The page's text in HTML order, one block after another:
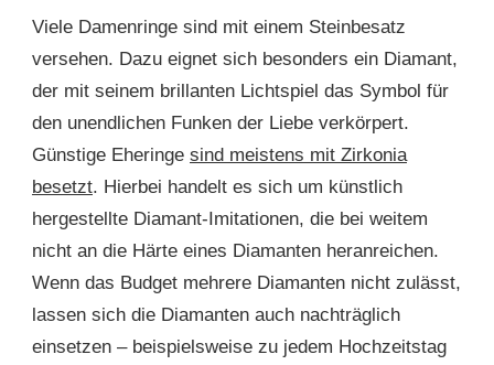
Viele Damenringe sind mit einem Steinbesatz
versehen. Dazu eignet sich besonders ein Diamant,
der mit seinem brillanten Lichtspiel das Symbol für
den unendlichen Funken der Liebe verkörpert.
Günstige Eheringe sind meistens mit Zirkonia
besetzt. Hierbei handelt es sich um künstlich
hergestellte Diamant-Imitationen, die bei weitem
nicht an die Härte eines Diamanten heranreichen.
Wenn das Budget mehrere Diamanten nicht zulässt,
lassen sich die Diamanten auch nachträglich
einsetzen – beispielsweise zu jedem Hochzeitstag